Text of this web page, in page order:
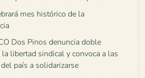
mes histórico de la
Dos Pinos denuncia doble
libertad sindical y convoca a las
país a solidarizarse